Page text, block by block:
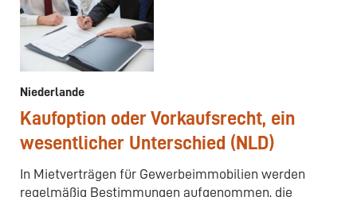
Niederlande
Kaufoption oder Vorkaufsrecht, ein
wesentlicher Unterschied (NLD)
In Mietverträgen für Gewerbeimmobilien werden
regelmäßig Bestimmungen aufgenommen, die